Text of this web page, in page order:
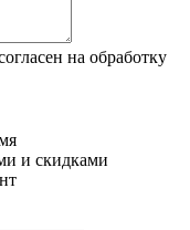
на обработку
и скидками